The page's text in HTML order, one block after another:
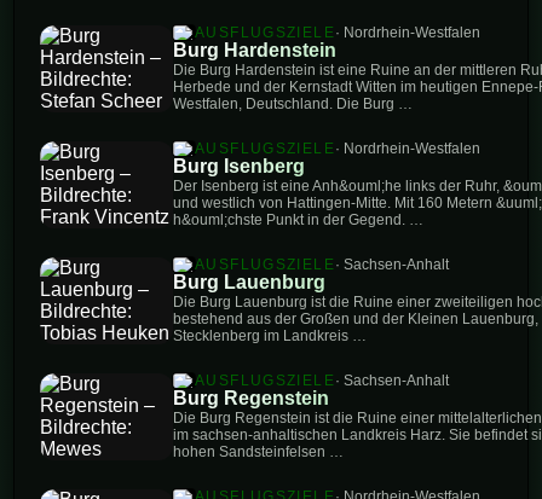
AUSFLUGSZIELE · Nordrhein-Westfalen
Burg Hardenstein
Die Burg Hardenstein ist eine Ruine an der mittleren
Herbede und der Kernstadt Witten im heutigen
Westfalen, Deutschland. Die Burg …
AUSFLUGSZIELE · Nordrhein-Westfalen
Burg Isenberg
Der Isenberg ist eine Anh&ouml;he links der Ruhr,
und westlich von Hattingen-Mitte. Mit 160 Metern
h&ouml;chste Punkt in der Gegend. …
AUSFLUGSZIELE · Sachsen-Anhalt
Burg Lauenburg
Die Burg Lauenburg ist die Ruine einer zweiteiligen
bestehend aus der Großen und der Kleinen
Stecklenberg im Landkreis …
AUSFLUGSZIELE · Sachsen-Anhalt
Burg Regenstein
Die Burg Regenstein ist die Ruine einer
im sachsen-anhaltischen Landkreis Harz. Sie befindet
hohen Sandsteinfelsen …